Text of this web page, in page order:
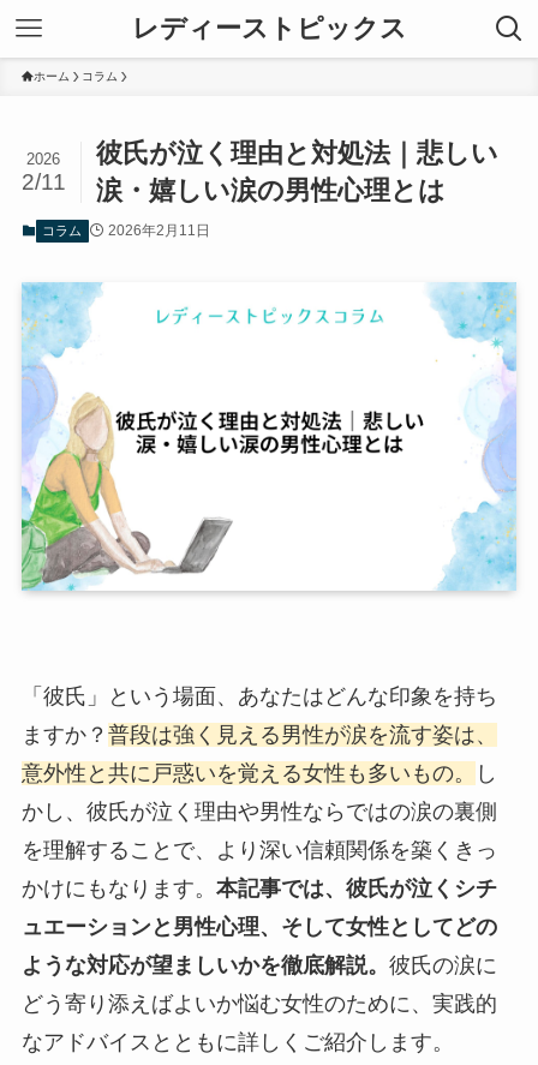
レディーストピックス
ホーム コラム
彼氏が泣く理由と対処法｜悲しい
涙・嬉しい涙の男性心理とは
2026
2/11
コラム 2026年2月11日
「彼氏」という場面、あなたはどんな印象を持ち
ますか？ 普段は強く見える男性が涙を流す姿は、
意外性と共に戸惑いを覚える女性も多いもの。
し
かし、彼氏が泣く理由や男性ならではの涙の裏側
を理解することで、より深い信頼関係を築くきっ
かけにもなります。 本記事では、彼氏が泣くシチ
ュエーションと男性心理、そして女性としてどの
ような対応が望ましいかを徹底解説。 彼氏の涙に
どう寄り添えばよいか悩む女性のために、実践的
なアドバイスとともに詳しくご紹介します。